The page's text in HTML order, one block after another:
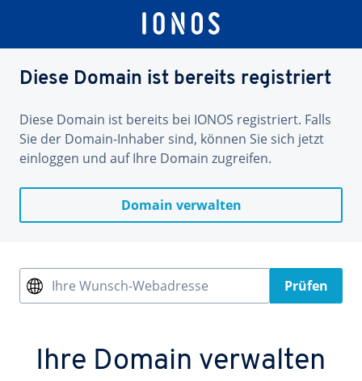
Diese Domain ist bereits registriert
Diese Domain ist bereits bei IONOS registriert. Falls
Sie der Domain-Inhaber sind, können Sie sich jetzt
einloggen und auf Ihre Domain zugreifen.
Domain verwalten
Ihre Wunsch-Webadresse Prüfen
Ihre Domain verwalten